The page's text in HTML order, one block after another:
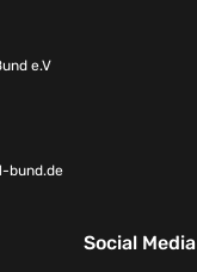
e.V
bund.de
Social Media